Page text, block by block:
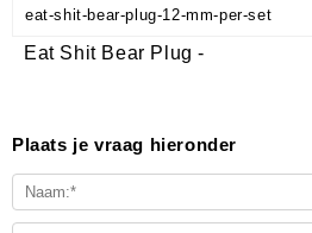
eat-shit-bear-plug-12-mm-per-set
Eat Shit Bear Plug -
Plaats je vraag hieronder